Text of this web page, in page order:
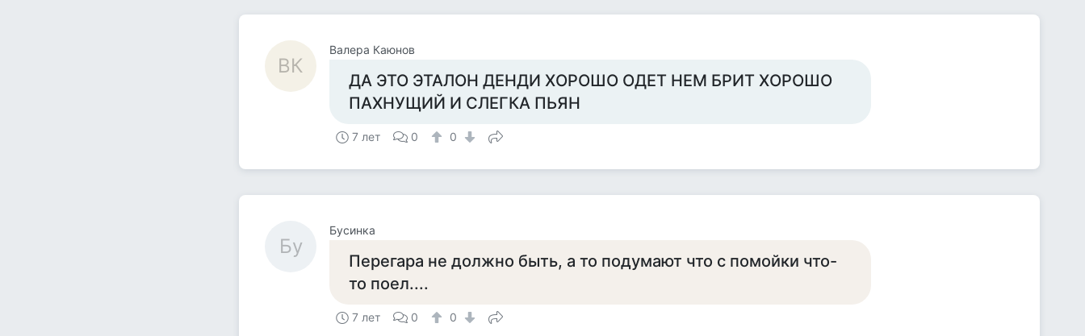
ВК
Валера Каюнов
ДА ЭТО ЭТАЛОН ДЕНДИ ХОРОШО ОДЕТ НЕМ БРИТ ХОРОШО
ПАХНУЩИЙ И СЛЕГКА ПЬЯН
7 лет 0 0
Бу
Бусинка
Перегара не должно быть, а то подумают что с помойки что-
то поел....
7 лет 0 0